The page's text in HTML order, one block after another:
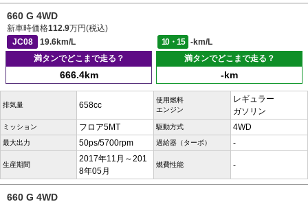
660 G 4WD
新車時価格112.9万円(税込)
JC08
19.6km/L 10・15
-km/L
満タンでどこまで走る？
666.4km
満タンでどこまで走る？
-km
排気量 658cc
使用燃料
エンジン
レギュラー
ガソリン
ミッション フロア5MT 駆動方式 4WD
最大出力 50ps/5700rpm 過給器（ターボ） -
生産期間
2017年11月～201
8年05月
燃費性能 -
660 G 4WD